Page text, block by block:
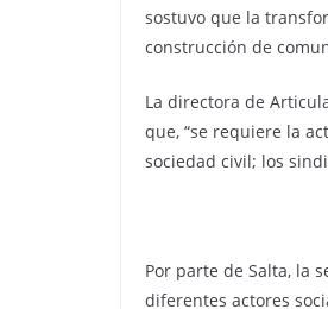
sostuvo que la
construcción de
La directora de
que, “se requiere la
sociedad civil; los
Por parte de Salta, la
diferentes actores